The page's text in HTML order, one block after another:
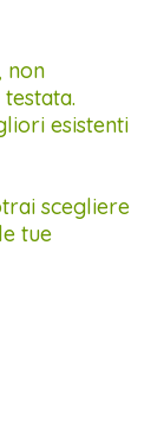
non
esistenti
scegliere
tue